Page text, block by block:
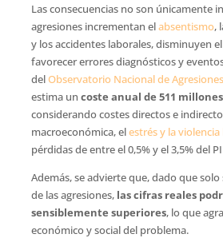
Las consecuencias no son únicamente
agresiones incrementan elabsentismo,
y los accidentes laborales, disminuyen
favorecer errores diagnósticos y
delObservatorio Nacional de
estima un coste anual de 511
considerando costes directos e
macroeconómica, elestrés y la
pérdidas de entre el 0,5% y el 3,5% del
Además, se advierte que, dado que
de las agresiones, las cifras reales
sensiblemente superiores, lo que
económico y social del problema.